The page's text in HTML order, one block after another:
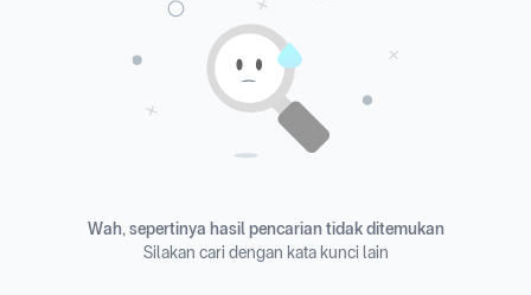
Wah, sepertinya hasil pencarian tidak ditemukan
Silakan cari dengan kata kunci lain